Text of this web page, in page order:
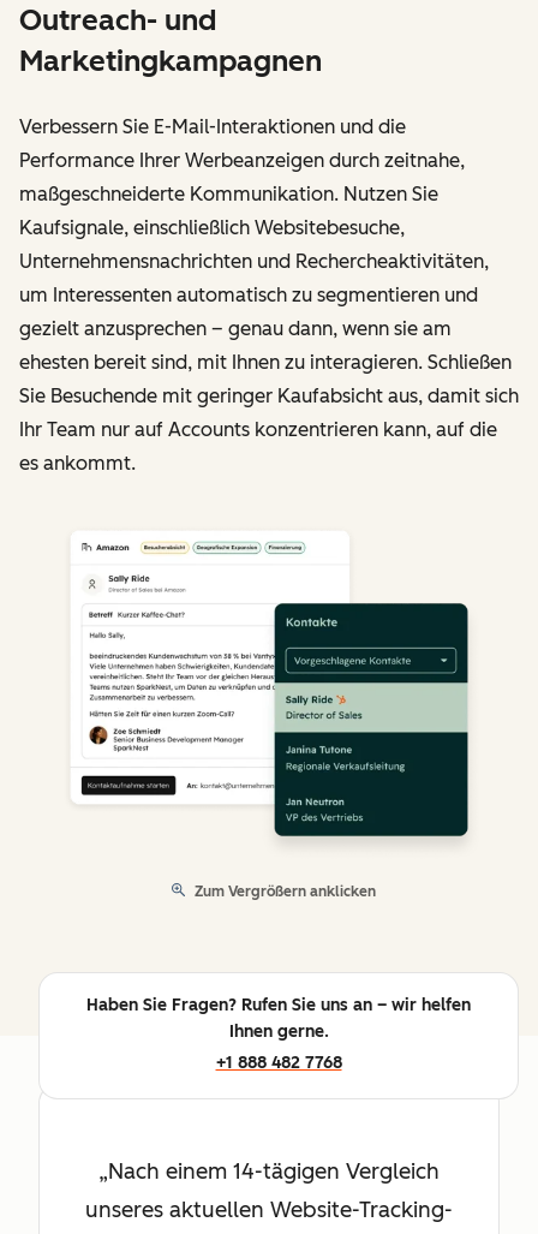
Outreach- und
Marketingkampagnen
Verbessern Sie E-Mail-Interaktionen und die
Performance Ihrer Werbeanzeigen durch zeitnahe,
maßgeschneiderte Kommunikation. Nutzen Sie
Kaufsignale, einschließlich Websitebesuche,
Unternehmensnachrichten und Rechercheaktivitäten,
um Interessenten automatisch zu segmentieren und
gezielt anzusprechen – genau dann, wenn sie am
ehesten bereit sind, mit Ihnen zu interagieren. Schließen
Sie Besuchende mit geringer Kaufabsicht aus, damit sich
Ihr Team nur auf Accounts konzentrieren kann, auf die
es ankommt.
Zum Vergrößern anklicken
Haben Sie Fragen? Rufen Sie uns an – wir helfen
Ihnen gerne.
+1 888 482 7768
Nach einem 14-tägigen Vergleich
unseres aktuellen Website-Tracking-